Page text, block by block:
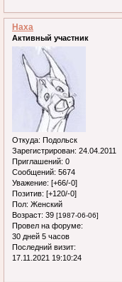
Наха
Активный участник
Откуда: Подольск
Зарегистрирован: 24.04.2011
Приглашений: 0
Сообщений: 5674
Уважение: [+66/-0]
Позитив: [+120/-0]
Пол: Женский
Возраст: 39 [1987-06-06]
Провел на форуме:
30 дней 5 часов
Последний визит:
17.11.2021 19:10:24